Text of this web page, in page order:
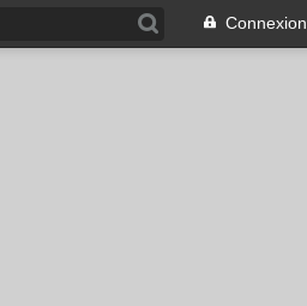
Connexion